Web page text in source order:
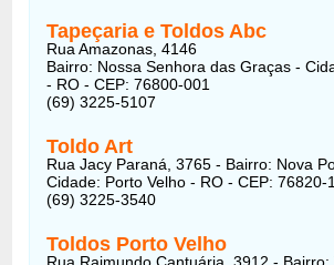
Tapeçaria e Toldos Abc
Rua Amazonas, 4146
Bairro: Nossa Senhora das Graças -
- RO - CEP: 76800-001
(69) 3225-5107
Toldo Art
Rua Jacy Paraná, 3765 - Bairro: Nova
Cidade: Porto Velho - RO - CEP: 76820-
(69) 3225-3540
Toldos Porto Velho
Rua Raimundo Cantuária, 3912 - Bairro: